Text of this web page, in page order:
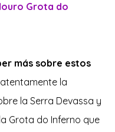
Grota do
más sobre estos
atentamente la
la Serra Devassa y
Grota do Inferno que